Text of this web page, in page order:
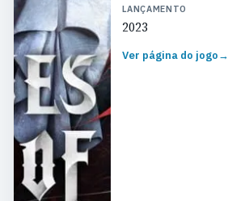
LANÇAMENTO
2023
Ver página do jogo→